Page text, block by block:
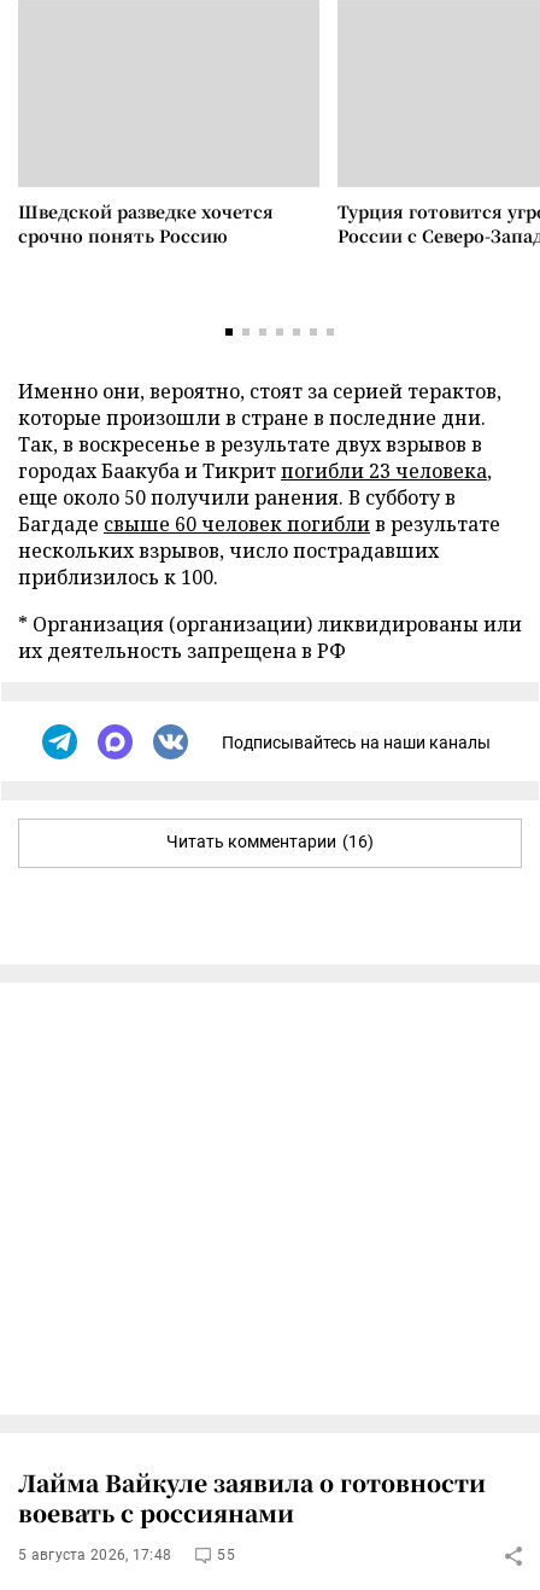
Шведской разведке хочется
срочно понять Россию
Турция готовится
России с Северо-
Именно они, вероятно, стоят за серией терактов,
которые произошли в стране в последние дни.
Так, в воскресенье в результате двух взрывов в
городах Баакуба и Тикритпогибли 23 человека,
еще около 50 получили ранения. В субботу в
Багдаде свыше 60 человек погиблив результате
нескольких взрывов, число пострадавших
приблизилось к 100.
* Организация (организации) ликвидированы или
их деятельность запрещена в РФ
Подписывайтесь на наши каналы
Читать комментарии (16)
Лайма Вайкуле заявила о готовности
воевать с россиянами
5 августа 2026, 17:48 55